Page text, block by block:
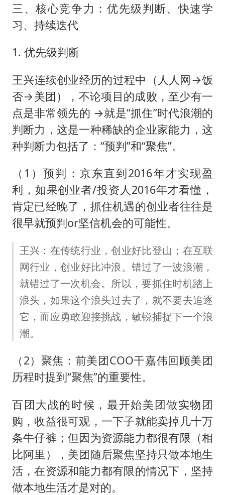
三、核心竞争力：优先级判断、快速学
习、持续迭代
1. 优先级判断
王兴连续创业经历的过程中（人人网→饭
否→美团），不论项目的成败，至少有一
点是非常领先的 →就是“抓住”时代浪潮的
判断力，这是一种稀缺的企业家能力，这
种判断力包括了：“预判”和“聚焦”。
（1）预判：京东直到2016年才实现盈
利，如果创业者/投资人2016年才看懂，
肯定已经晚了，抓住机遇的创业者往往是
很早就预判or坚信机会的可能性。
王兴：在传统行业，创业好比登山；在互联
网行业，创业好比冲浪。错过了一波浪潮，
就错过了一次机会。所以，要抓住时机踏上
浪头，如果这个浪头过去了，就不要去追逐
它，而应勇敢迎接挑战，敏锐捕捉下一个浪
潮。
（2）聚焦：前美团COO干嘉伟回顾美团
历程时提到“聚焦”的重要性。
百团大战的时候，最开始美团做实物团
购，收益很可观，一下子就能卖掉几十万
条牛仔裤；但因为资源能力都很有限（相
比阿里），美团随后聚焦坚持只做本地生
活，在资源和能力都有限的情况下，坚持
做本地生活才是对的。